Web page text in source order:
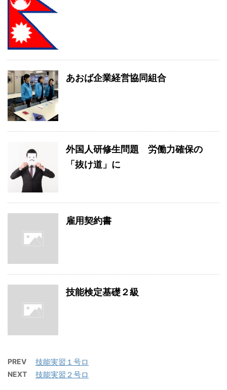
あおば企業経営協同組合
外国人研修生問題 労働力確保の
「抜け道」に
雇用契約書
技能検定基礎２級
PREV 技能実習１号ロ
NEXT 技能実習２号ロ